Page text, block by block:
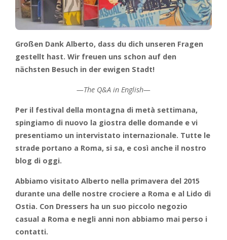
Großen Dank Alberto, dass du dich unseren Fragen
gestellt hast. Wir freuen uns schon auf den
nächsten Besuch in der ewigen Stadt!
—The Q&A in English—
Per il festival della montagna di metà settimana,
spingiamo di nuovo la giostra delle domande e vi
presentiamo un intervistato internazionale. Tutte le
strade portano a Roma, si sa, e così anche il nostro
blog di oggi.
Abbiamo visitato Alberto nella primavera del 2015
durante una delle nostre crociere a Roma e al Lido di
Ostia. Con Dressers ha un suo piccolo negozio
casual a Roma e negli anni non abbiamo mai perso i
contatti.